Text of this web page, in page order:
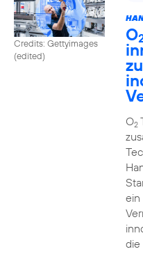
Credits: Gettyimages
(edited)
O
O2
ein
die